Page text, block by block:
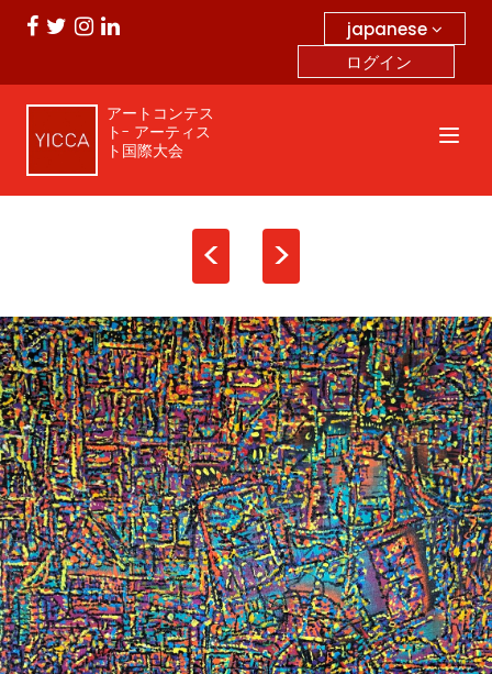
japanese
ログイン
アートコンテス
ト- アーティス
ト国際大会
< >